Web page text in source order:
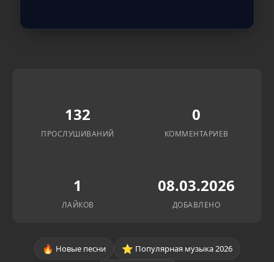
132
ПРОСЛУШИВАНИЙ
0
КОММЕНТАРИЕВ
1
ЛАЙКОВ
08.03.2026
ДОБАВЛЕНО
🔥 Новые песни ⭐ Популярная музыка 2026